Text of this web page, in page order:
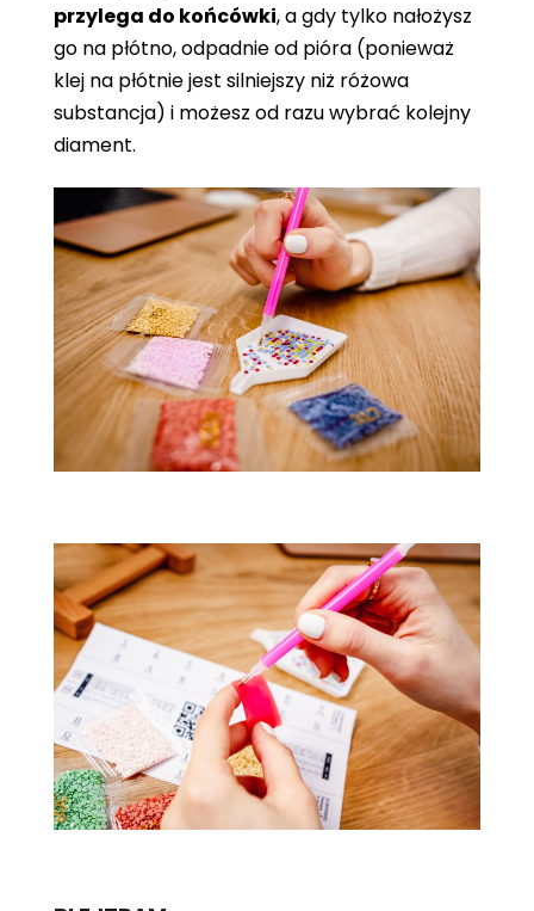
przylega do końcówki, a gdy tylko nałożysz
go na płótno, odpadnie od pióra (ponieważ
klej na płótnie jest silniejszy niż różowa
substancja) i możesz od razu wybrać kolejny
diament.